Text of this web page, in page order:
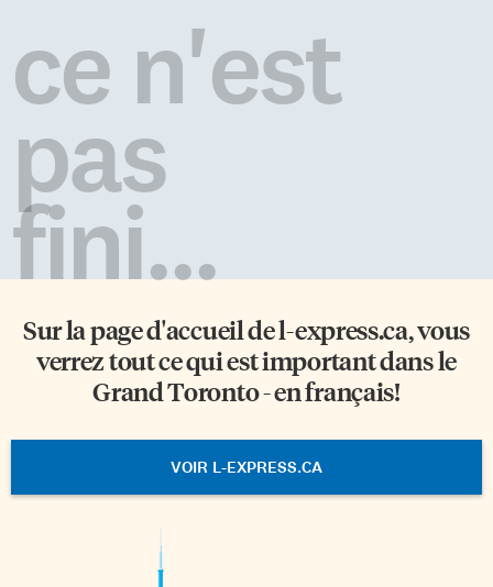
ce n'est
pas
fini...
Sur la page d'accueil del-express.ca, vous
verrez tout ce qui est important dans le
Grand Toronto - en français!
VOIR L-EXPRESS.CA